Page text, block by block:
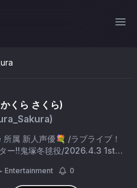
くら さくら)
)
属 新人声優💐 /ラブライブ！
ー!!鬼塚冬毬役/2026.4.3 1st
Entertainment 0